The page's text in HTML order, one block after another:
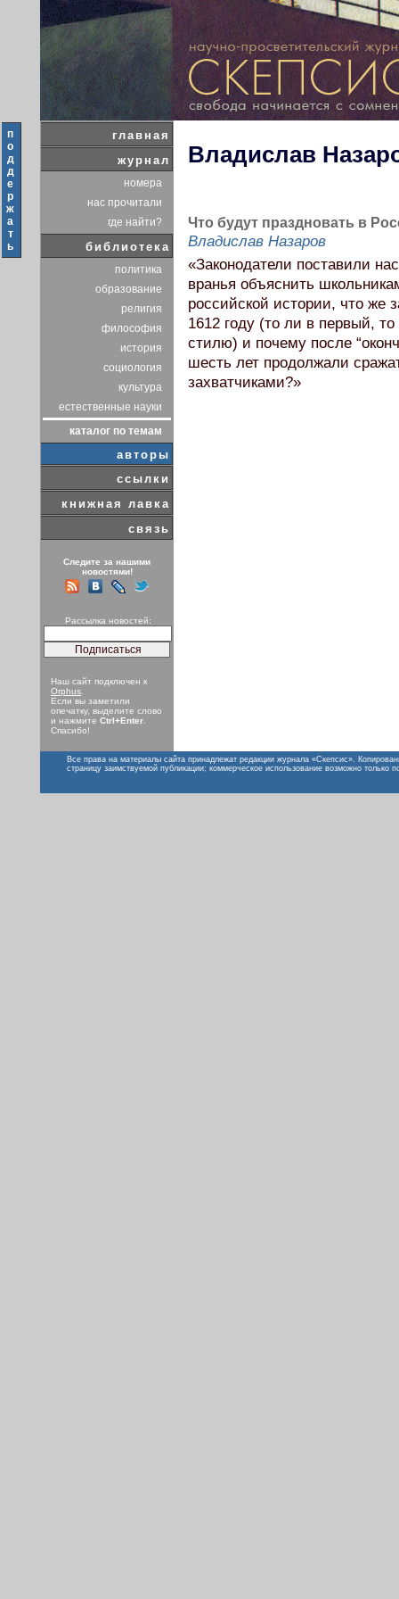
п
о
д
д
е
р
ж
а
т
ь
главная
журнал
номера
нас прочитали
где найти?
библиотека
политика
образование
религия
философия
история
социология
культура
естественные науки
каталог по темам
авторы
ссылки
книжная лавка
связь
Следите за нашими
новостями!
Рассылка новостей:
Наш сайт подключен к
Orphus
Если вы заметили
опечатку, выделите слово
и нажмите Ctrl+Enter
Спасибо!
Владислав
Что будут праздновать в
Владислав Назаров
«Законодатели поставили
вранья объяснить
российской истории, что же
1612 году (то ли в первый,
стилю) и почему после
шесть лет продолжали
захватчиками?»
Все права на материалы сайта принадлежат редакции журнала «Скепсис».
страницу заимствуемой публикации; коммерческое использование возможно только